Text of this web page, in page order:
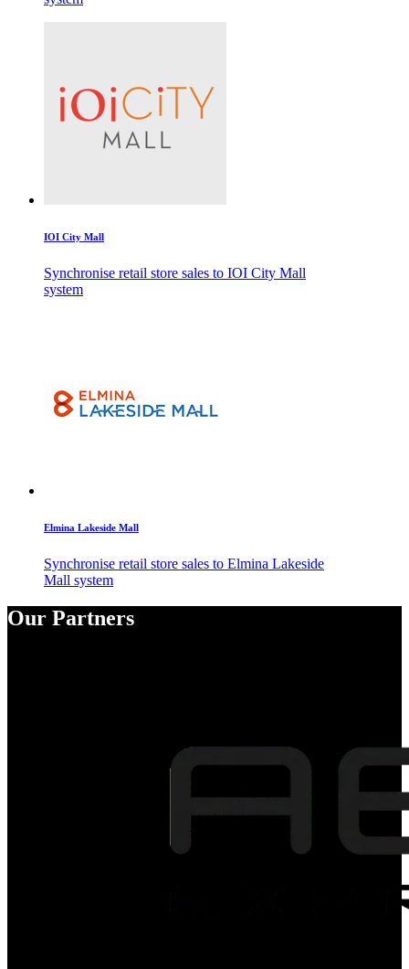
IOI City Mall
Synchronise retail store sales to IOI City Mall
system
Elmina Lakeside Mall
Synchronise retail store sales to Elmina Lakeside
Mall system
Our Partners